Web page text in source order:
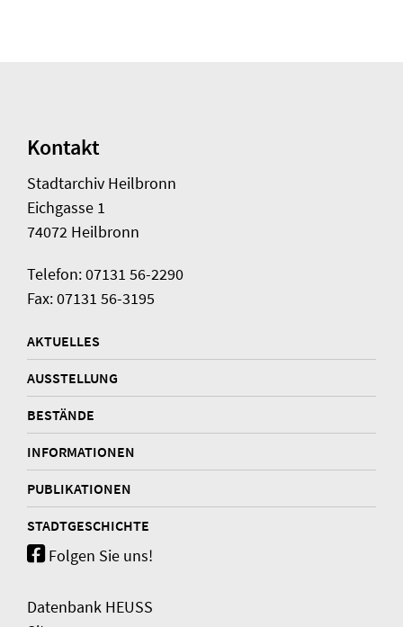
Kontakt
Stadtarchiv Heilbronn
Eichgasse 1
74072 Heilbronn
Telefon: 07131 56-2290
Fax: 07131 56-3195
AKTUELLES
AUSSTELLUNG
BESTÄNDE
INFORMATIONEN
PUBLIKATIONEN
STADTGESCHICHTE
Folgen Sie uns!
Datenbank HEUSS